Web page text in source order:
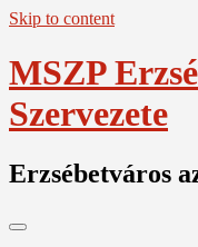
Skip to content
MSZP
Szervezete
Erzsébetváros